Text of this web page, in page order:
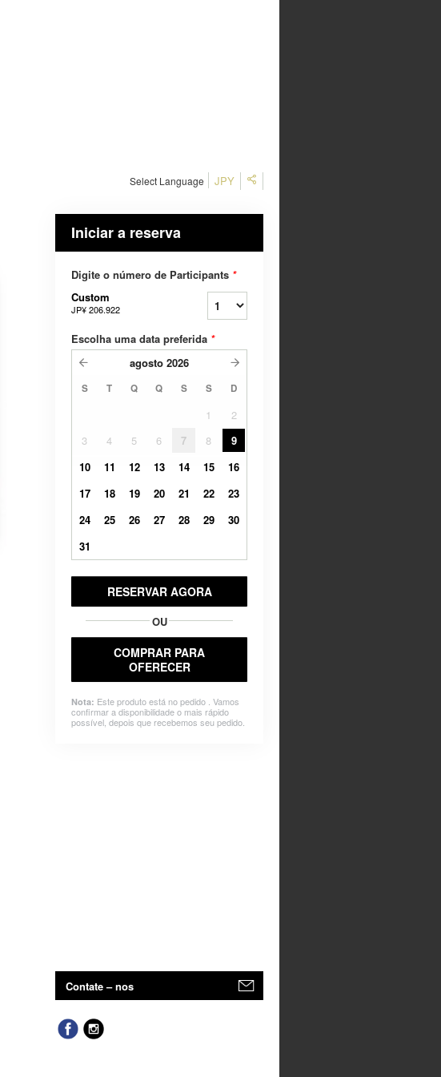
JPY
Select Language
Iniciar a reserva
Digite o número de Participants *
Custom
JP¥ 206.922
Escolha uma data preferida *
agosto 2026
S T Q Q S S D
1
2
3
4 5 6 7 8
9
10
11 12 13 14 15
16
17
18 19 20 21 22
23
24
25 26 27 28 29
30
31
RESERVAR AGORA
OU
COMPRAR PARA
OFERECER
Nota: Este produto está no pedido . Vamos
confirmar a disponibilidade o mais rápido
possível, depois que recebemos seu pedido.
Contate – nos